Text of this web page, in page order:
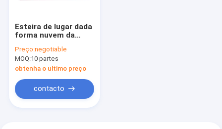
Esteira de lugar dada
forma nuvem da
silicone da criança
impermeável
Preço:negotiable
MOQ:10 partes
obtenha o ultimo preço
contacto